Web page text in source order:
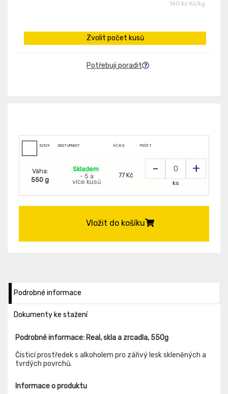
140 Kč Kč/kg
Zvolit počet kusů
Potřebuji poradit
32129 DOSTUPNOST KČ/KS: POČET
Váha:
550 g
Skladem
- 5 a
více kusů
77 Kč - +
ks
Vložit do košíku
Podrobné informace
Dokumenty ke stažení
Podrobné informace: Real, skla a zrcadla, 550g
Čisticí prostředek s alkoholem pro zářivý lesk skleněných a
tvrdých povrchů.
Informace o produktu